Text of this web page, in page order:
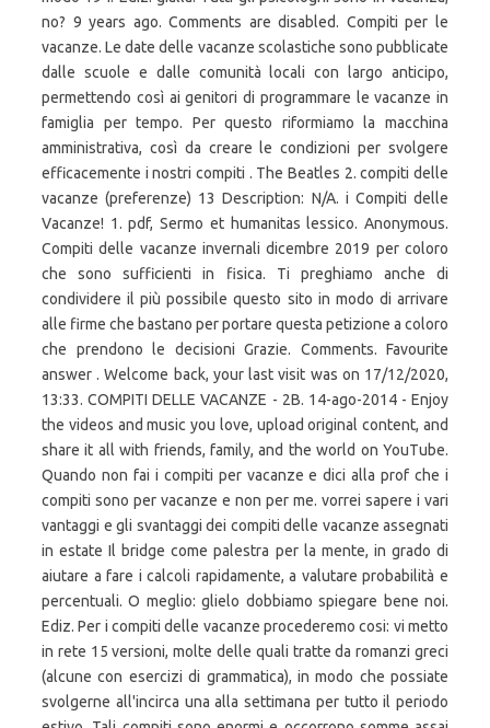
no? 9 years ago. Comments are disabled. Compiti per le
vacanze. Le date delle vacanze scolastiche sono pubblicate
dalle scuole e dalle comunità locali con largo anticipo,
permettendo così ai genitori di programmare le vacanze in
famiglia per tempo. Per questo riformiamo la macchina
amministrativa, così da creare le condizioni per svolgere
efficacemente i nostri compiti . The Beatles 2. compiti delle
vacanze (preferenze) 13 Description: N/A. i Compiti delle
Vacanze! 1. pdf, Sermo et humanitas lessico. Anonymous.
Compiti delle vacanze invernali dicembre 2019 per coloro
che sono sufficienti in fisica. Ti preghiamo anche di
condividere il più possibile questo sito in modo di arrivare
alle firme che bastano per portare questa petizione a coloro
che prendono le decisioni Grazie. Comments. Favourite
answer . Welcome back, your last visit was on 17/12/2020,
13:33. COMPITI DELLE VACANZE - 2B. 14-ago-2014 - Enjoy
the videos and music you love, upload original content, and
share it all with friends, family, and the world on YouTube.
Quando non fai i compiti per vacanze e dici alla prof che i
compiti sono per vacanze e non per me. vorrei sapere i vari
vantaggi e gli svantaggi dei compiti delle vacanze assegnati
in estate Il bridge come palestra per la mente, in grado di
aiutare a fare i calcoli rapidamente, a valutare probabilità e
percentuali. O meglio: glielo dobbiamo spiegare bene noi.
Ediz. Per i compiti delle vacanze procederemo cosi: vi metto
in rete 15 versioni, molte delle quali tratte da romanzi greci
(alcune con esercizi di grammatica), in modo che possiate
svolgerne all'incirca una alla settimana per tutto il periodo